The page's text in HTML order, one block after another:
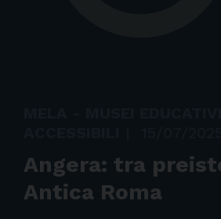
Angera: tra
Antica Roma